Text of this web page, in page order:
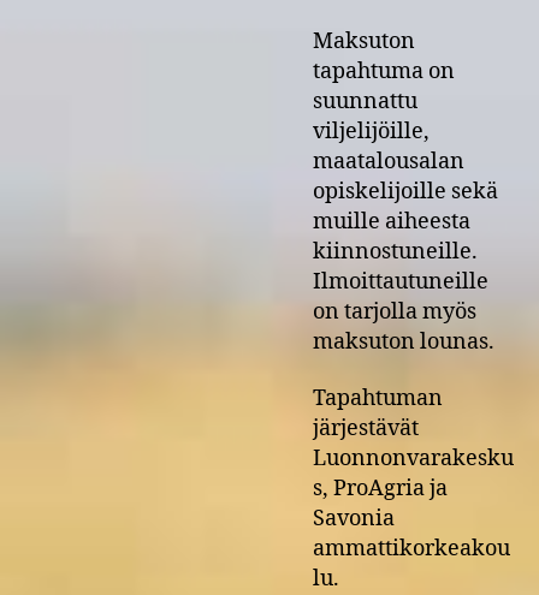
Maksuton
tapahtuma on
suunnattu
viljelijöille,
maatalousalan
opiskelijoille sekä
muille aiheesta
kiinnostuneille.
Ilmoittautuneille
on tarjolla myös
maksuton lounas.
Tapahtuman
järjestävät
Luonnonvarakesku
s, ProAgria ja
Savonia
ammattikorkeakou
lu.